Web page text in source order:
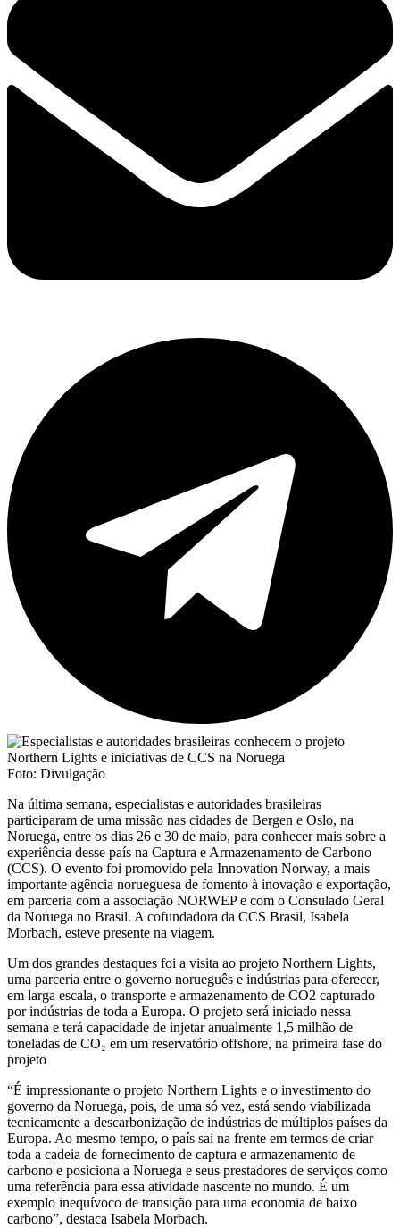
Foto: Divulgação
Na última semana, especialistas e autoridades brasileiras
participaram de uma missão nas cidades de Bergen e Oslo, na
Noruega, entre os dias 26 e 30 de maio, para conhecer mais sobre a
experiência desse país na Captura e Armazenamento de Carbono
(CCS). O evento foi promovido pela Innovation Norway, a mais
importante agência norueguesa de fomento à inovação e exportação,
em parceria com a associação NORWEP e com o Consulado Geral
da Noruega no Brasil. A cofundadora da CCS Brasil, Isabela
Morbach, esteve presente na viagem.
Um dos grandes destaques foi a visita ao projeto Northern Lights,
uma parceria entre o governo norueguês e indústrias para oferecer,
em larga escala, o transporte e armazenamento de CO2 capturado
por indústrias de toda a Europa. O projeto será iniciado nessa
semana e terá capacidade de injetar anualmente 1,5 milhão de
toneladas de CO₂ em um reservatório offshore, na primeira fase do
projeto
“É impressionante o projeto Northern Lights e o investimento do
governo da Noruega, pois, de uma só vez, está sendo viabilizada
tecnicamente a descarbonização de indústrias de múltiplos países da
Europa. Ao mesmo tempo, o país sai na frente em termos de criar
toda a cadeia de fornecimento de captura e armazenamento de
carbono e posiciona a Noruega e seus prestadores de serviços como
uma referência para essa atividade nascente no mundo. É um
exemplo inequívoco de transição para uma economia de baixo
carbono”, destaca Isabela Morbach.